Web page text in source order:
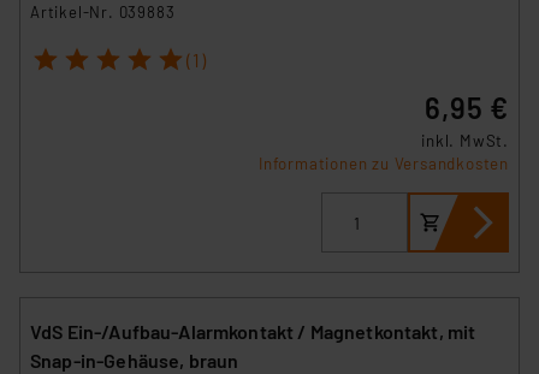
Artikel-Nr. 039883
1 2 3 4 5 (1)
6,95 €
inkl. MwSt.
Informationen zu Versandkosten
VdS Ein-/Aufbau-Alarmkontakt / Magnetkontakt, mit
Snap-in-Gehäuse, braun